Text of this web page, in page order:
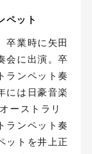
ペット
卒業時に矢田
会に出演。卒
ランペット奏
には日豪音楽
ーストラリ
ランペット奏
ットを井上正